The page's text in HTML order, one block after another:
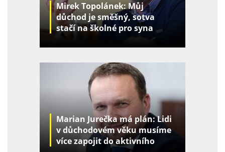
Mirek Topolánek: Můj
důchod je směšný, sotva
stačí na školné pro syna
Marian Jurečka má plán: Lidi
v důchodovém věku musíme
více zapojit do aktivního